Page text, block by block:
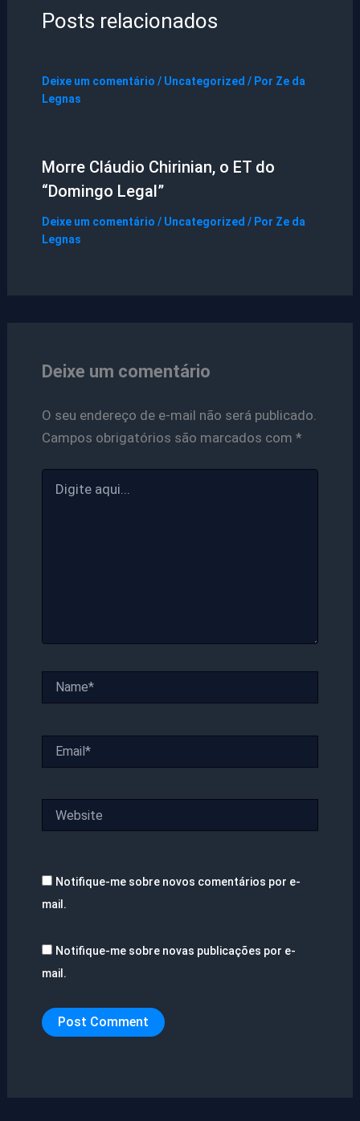
Posts relacionados
Deixe um comentário / Uncategorized / Por Ze da
Legnas
Morre Cláudio Chirinian, o ET do
“Domingo Legal”
Deixe um comentário / Uncategorized / Por Ze da
Legnas
Deixe um comentário
O seu endereço de e-mail não será publicado.
Campos obrigatórios são marcados com *
aqui...
Notifique-me sobre novos comentários por e-
mail.
Notifique-me sobre novas publicações por e-
mail.